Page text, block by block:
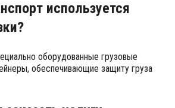
используется
оборудованные грузовые
обеспечивающие защиту груза